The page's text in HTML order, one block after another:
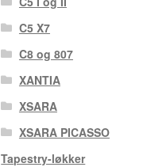
C5 X7
C8 og 807
XANTIA
XSARA
XSARA PICASSO
Tapestry-løkker